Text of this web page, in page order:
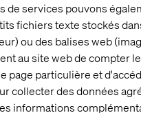
de services pouvons
fichiers texte stockés
ou des balises web
au site web de compter
page particulière et
collecter des données
informations